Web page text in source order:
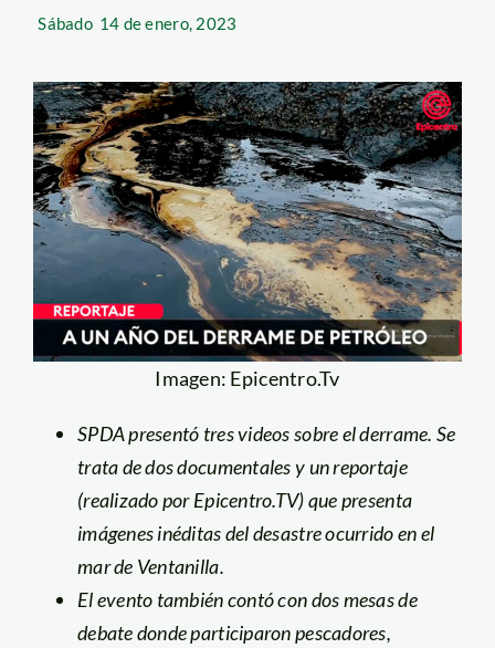
Sábado 14 de enero, 2023
Imagen: Epicentro.Tv
SPDA presentó tres videos sobre el derrame. Se
trata de dos documentales y un reportaje
(realizado por Epicentro.TV) que presenta
imágenes inéditas del desastre ocurrido en el
mar de Ventanilla.
El evento también contó con dos mesas de
debate donde participaron pescadores,